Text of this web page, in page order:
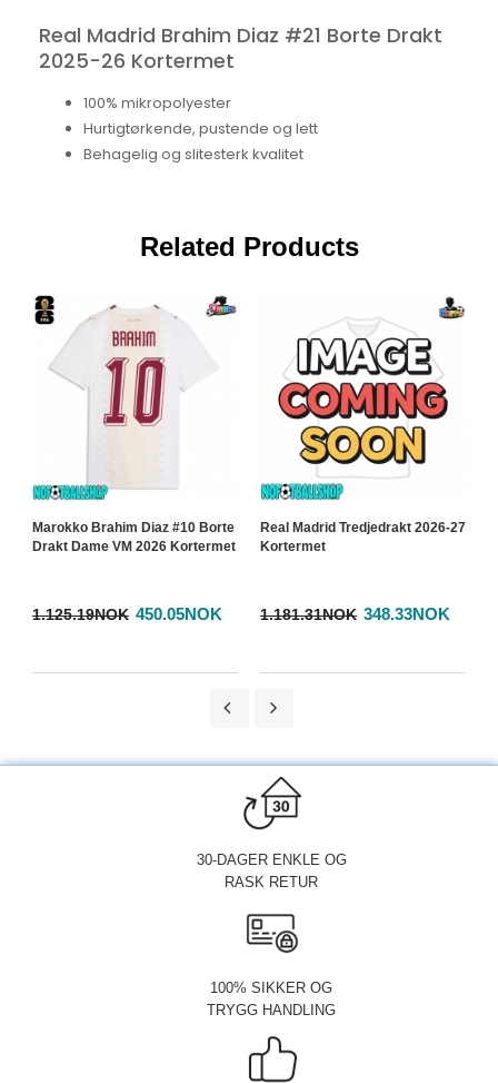
Real Madrid Brahim Diaz #21 Borte Drakt
2025-26 Kortermet
100% mikropolyester
Hurtigtørkende, pustende og lett
Behagelig og slitesterk kvalitet
Related Products
Marokko Brahim Diaz #10 Borte
Drakt Dame VM 2026 Kortermet
1.125.19NOK 450.05NOK
Real Madrid Tredjedrakt 2026-27
Kortermet
1.181.31NOK 348.33NOK
30-DAGER ENKLE OG
RASK RETUR
100% SIKKER OG
TRYGG HANDLING